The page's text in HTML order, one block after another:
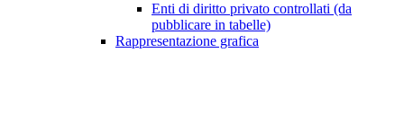
Enti di diritto privato controllati (da
pubblicare in tabelle)
Rappresentazione grafica